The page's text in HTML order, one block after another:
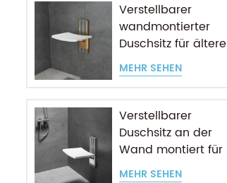
Verstellbarer
wandmontierter
Duschsitz für ältere
Menschen
MEHR SEHEN
Verstellbarer
Duschsitz an der
Wand montiert für
ältere Menschen
MEHR SEHEN